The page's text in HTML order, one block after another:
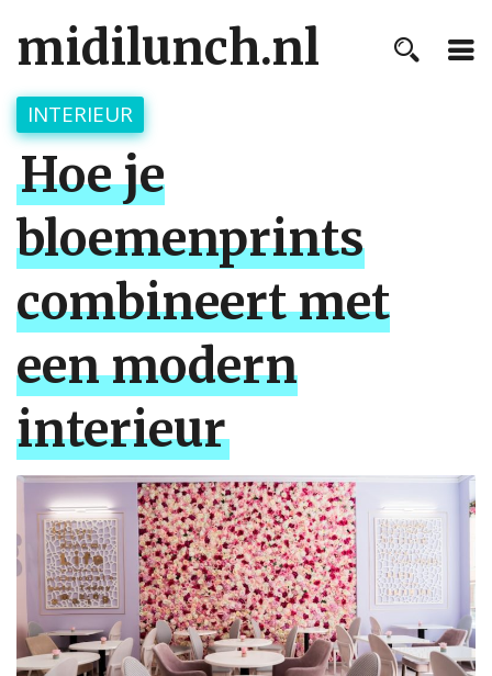
midilunch.nl
INTERIEUR
Hoe je
bloemenprints
combineert met
een modern
interieur